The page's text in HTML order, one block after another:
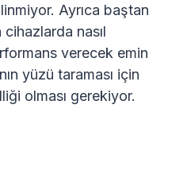
Ayrıca baştan
nasıl
verecek emin
yüzü taraması için
olması gerekiyor.